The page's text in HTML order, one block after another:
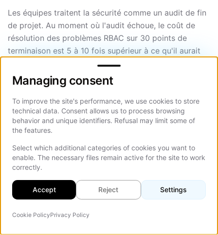
Les équipes traitent la sécurité comme un audit de fin
de projet. Au moment où l'audit échoue, le coût de
résolution des problèmes RBAC sur 30 points de
terminaison est 5 à 10 fois supérieur à ce qu'il aurait
été pour concevoir correctement RBAC au cours de la
semaine 2. La solution consiste à intégrer la sécurité
dans l'architecture, et non l'assurance qualité, à
concevoir la matrice de rôles et la journalisation
d'audit au cours de la semaine 1, à valider de manière
contradictoire au cours de la semaine 6 et à effectuer
Comment le développement
augmenté par l'IA réduit le
temps de construction du
Managing consent
Managing consent
To improve the site's performance, we use cookies to store
technical data. Consent allows us to process browsing
behavior and unique identifiers. Refusal may limit some of
the features.
Select which additional categories of cookies you want to
enable. The necessary files remain active for the site to work
correctly.
Accept Reject Settings
Cookie PolicyPrivacy Policy